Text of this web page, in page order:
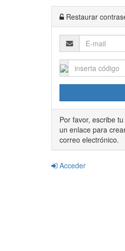
Restaurar
mail
Por favor, escribe
un enlace para
correo electrónico.
Acceder